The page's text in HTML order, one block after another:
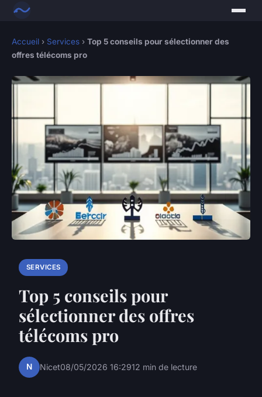
Accueil › Services › Top 5 conseils pour sélectionner des
offres télécoms pro
SERVICES
Top 5 conseils pour
sélectionner des offres
télécoms pro
N Nicet08/05/2026 16:2912 min de lecture